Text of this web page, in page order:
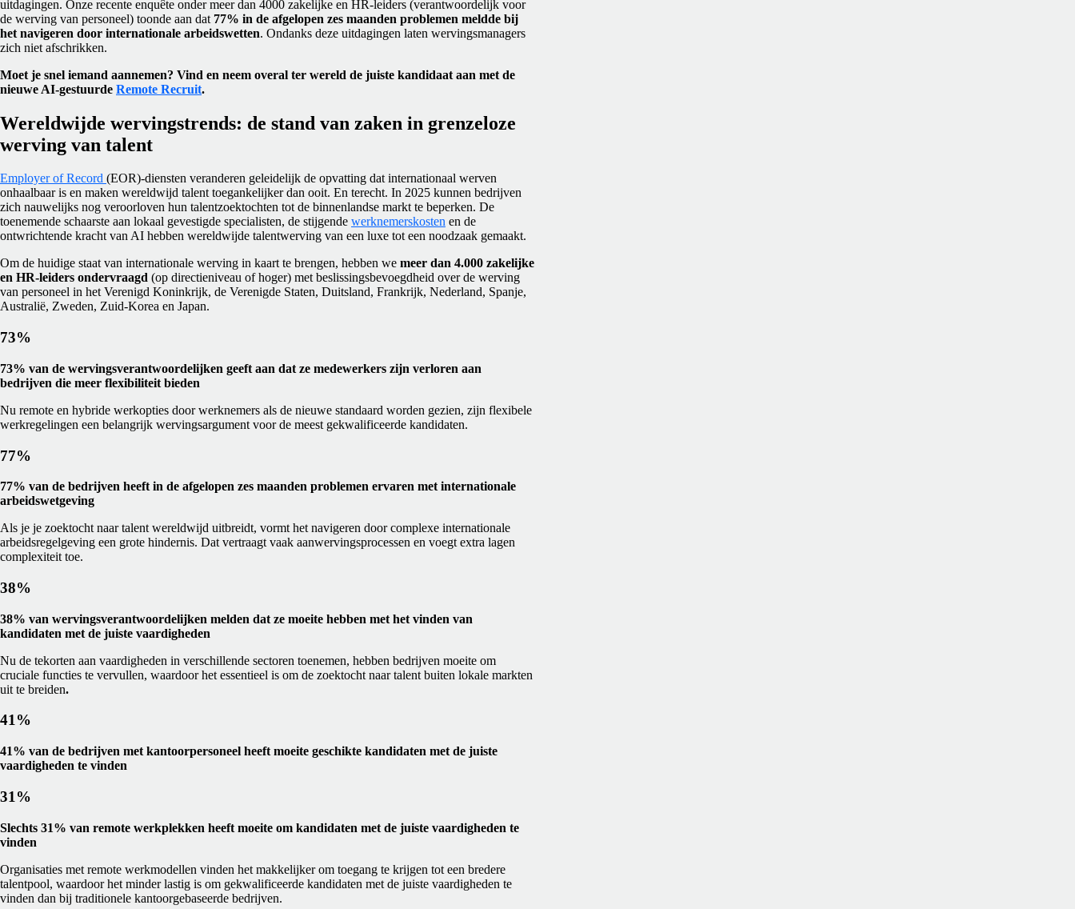
uitdagingen. Onze recente enquête onder meer dan 4000 zakelijke en HR-leiders (verantwoordelijk voor
de werving van personeel) toonde aan dat 77% in de afgelopen zes maanden problemen meldde bij
het navigeren door internationale arbeidswetten. Ondanks deze uitdagingen laten wervingsmanagers
zich niet afschrikken.
Moet je snel iemand aannemen? Vind en neem overal ter wereld de juiste kandidaat aan met de
nieuwe AI-gestuurde Remote Recruit.
Wereldwijde wervingstrends: de stand van zaken in grenzeloze
werving van talent
Employer of Record (EOR)-diensten veranderen geleidelijk de opvatting dat internationaal werven
onhaalbaar is en maken wereldwijd talent toegankelijker dan ooit. En terecht. In 2025 kunnen bedrijven
zich nauwelijks nog veroorloven hun talentzoektochten tot de binnenlandse markt te beperken. De
toenemende schaarste aan lokaal gevestigde specialisten, de stijgende werknemerskosten en de
ontwrichtende kracht van AI hebben wereldwijde talentwerving van een luxe tot een noodzaak gemaakt.
Om de huidige staat van internationale werving in kaart te brengen, hebben we meer dan 4.000 zakelijke
en HR-leiders ondervraagd (op directieniveau of hoger) met beslissingsbevoegdheid over de werving
van personeel in het Verenigd Koninkrijk, de Verenigde Staten, Duitsland, Frankrijk, Nederland, Spanje,
Australië, Zweden, Zuid-Korea en Japan.
73%
73% van de wervingsverantwoordelijken geeft aan dat ze medewerkers zijn verloren aan
bedrijven die meer flexibiliteit bieden
Nu remote en hybride werkopties door werknemers als de nieuwe standaard worden gezien, zijn flexibele
werkregelingen een belangrijk wervingsargument voor de meest gekwalificeerde kandidaten.
77%
77% van de bedrijven heeft in de afgelopen zes maanden problemen ervaren met internationale
arbeidswetgeving
Als je je zoektocht naar talent wereldwijd uitbreidt, vormt het navigeren door complexe internationale
arbeidsregelgeving een grote hindernis. Dat vertraagt vaak aanwervingsprocessen en voegt extra lagen
complexiteit toe.
38%
38% van wervingsverantwoordelijken melden dat ze moeite hebben met het vinden van
kandidaten met de juiste vaardigheden
Nu de tekorten aan vaardigheden in verschillende sectoren toenemen, hebben bedrijven moeite om
cruciale functies te vervullen, waardoor het essentieel is om de zoektocht naar talent buiten lokale markten
uit te breiden.
41%
41% van de bedrijven met kantoorpersoneel heeft moeite geschikte kandidaten met de juiste
vaardigheden te vinden
31%
Slechts 31% van remote werkplekken heeft moeite om kandidaten met de juiste vaardigheden te
vinden
Organisaties met remote werkmodellen vinden het makkelijker om toegang te krijgen tot een bredere
talentpool, waardoor het minder lastig is om gekwalificeerde kandidaten met de juiste vaardigheden te
vinden dan bij traditionele kantoorgebaseerde bedrijven.